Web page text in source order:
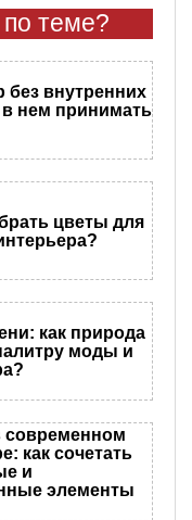
теме?
без внутренних
в нем принимать
цветы для
как природа
моды и
современном
как сочетать
и
элементы